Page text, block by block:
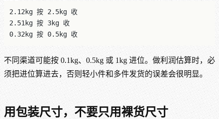
2.12kg 按 2.5kg 收
2.51kg 按 3kg 收
0.32kg 按 0.5kg 收
不同渠道可能按 0.1kg、0.5kg 或 1kg 进位。做利润估算时，必
须把进位算进去，否则轻小件和多件发货的误差会很明显。
用包装尺寸，不要只用裸货尺寸